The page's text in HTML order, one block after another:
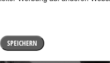
durfte: eine
SPEICHERN